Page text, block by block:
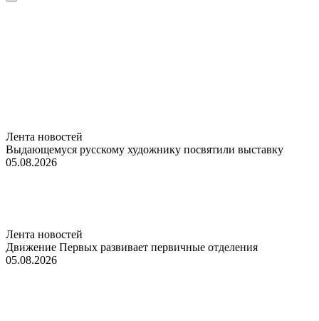
Лента новостей
Выдающемуся русскому художнику посвятили выставку
05.08.2026
Лента новостей
Движение Первых развивает первичные отделения
05.08.2026